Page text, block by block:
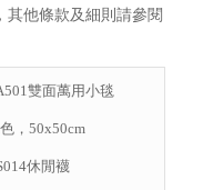
其他條款及細則請參閱
雙面萬用小毯
，50x50cm
休閒襪